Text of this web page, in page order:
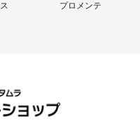
プロメンテ